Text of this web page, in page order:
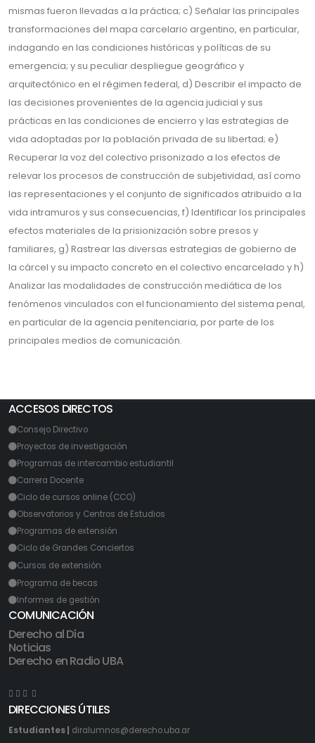
mismas fueron llevadas a la práctica; c) Señalar las principales
transformaciones del mapa carcelario argentino, en particular,
indagando en las condiciones históricas y políticas de su
emergencia; y su peculiar despliegue geográfico y
arquitectónico en el régimen federal, d) Describir el impacto de
las decisiones provenientes de la agencia judicial y sus
prácticas en las condiciones de encierro y las estrategias de
vida adoptadas por la población privada de su libertad; e)
Recuperar la voz del colectivo prisonizado a los efectos de
relevar los procesos de construcción de subjetividad, así como
las representaciones y el conjunto de significados atribuido a la
vida intramuros y sus consecuencias, f) Identificar los principales
efectos materiales de la prisionización sobre presos y
familiares, g) Rastrear las diversas estrategias de gobierno de
la cárcel y su impacto concreto en el colectivo encarcelado y h)
Analizar las modalidades de construcción mediática de los
fenómenos vinculados con el funcionamiento del sistema penal,
en particular de la agencia penitenciaria, por parte de los
principales medios de comunicación.
ACCESOS DIRECTOS
Consejo Directivo
Proyectos de investigación
Programas de intercambio estudiantil
Carrera Docente
Ciclo de cursos online (CCO)
Observatorios y Centros de Estudios
Programas de extensión
Ciclo de Grandes Conciertos
Cursos de extensión
Programa de becas
Informes de gestión
COMUNICACIÓN
Derecho al Día
Noticias
Derecho en Radio UBA
DIRECCIONES ÚTILES
Estudiantes | diralumnos@derecho.uba.ar